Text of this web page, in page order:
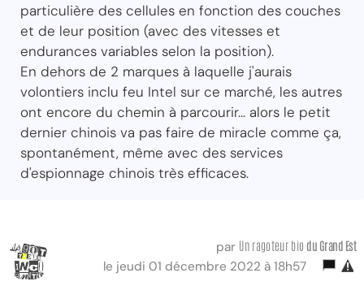
particulière des cellules en fonction des couches
et de leur position (avec des vitesses et
endurances variables selon la position).
En dehors de 2 marques à laquelle j'aurais
volontiers inclu feu Intel sur ce marché, les autres
ont encore du chemin à parcourir... alors le petit
dernier chinois va pas faire de miracle comme ça,
spontanément, même avec des services
d'espionnage chinois très efficaces.
par Un ragoteur bio du Grand Est
le jeudi 01 décembre 2022 à 18h57